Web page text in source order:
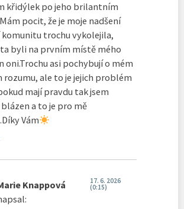
křidýlek po jeho brilantním
pocit, že je moje nadšení
komunitu trochu vykolejila,
byli na prvním místě mého
oni.Trochu asi pochybují o mém
rozumu, ale to je jejich problém
mají pravdu tak jsem
a to je pro mě
Vám
Knappová
17. 6. 2026
(0:15)